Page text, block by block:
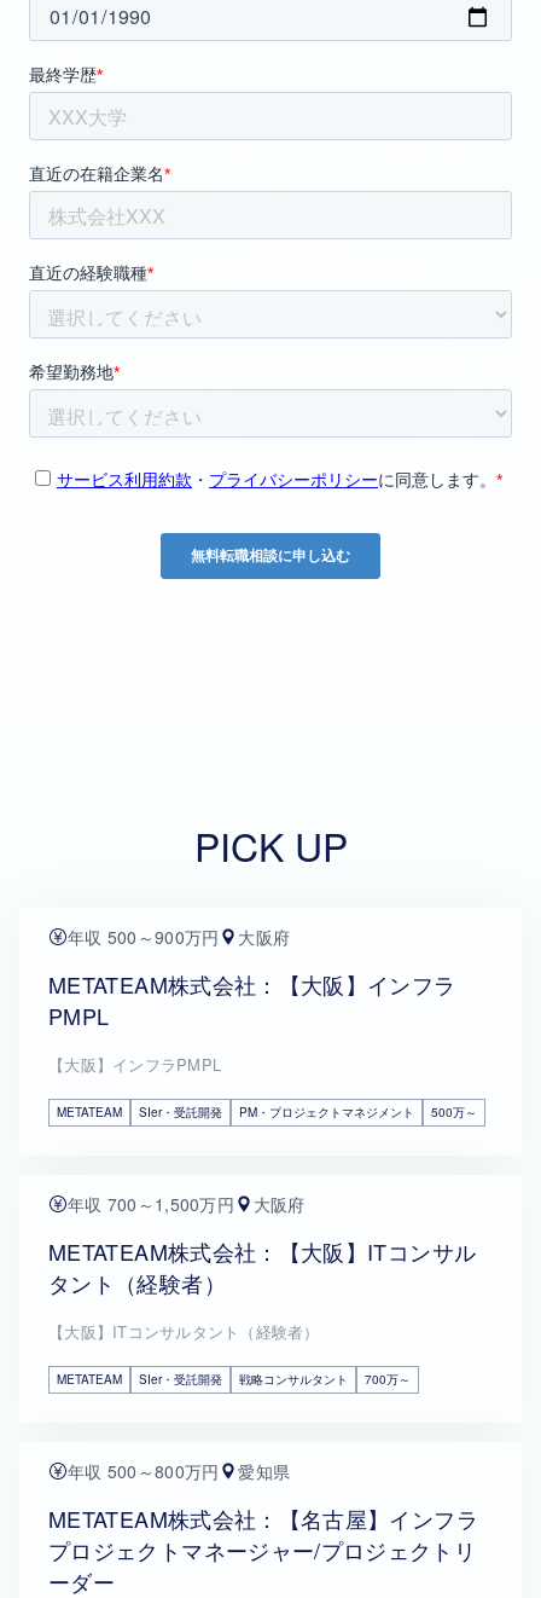
PICK UP
年収 500～900万円 大阪府
METATEAM株式会社：【大阪】インフラ
PMPL
【大阪】インフラPMPL
METATEAM SIer・受託開発 PM・プロジェクトマネジメント 500万～
年収 700～1,500万円 大阪府
METATEAM株式会社：【大阪】ITコンサル
タント（経験者）
【大阪】ITコンサルタント（経験者）
METATEAM SIer・受託開発 戦略コンサルタント 700万～
年収 500～800万円 愛知県
METATEAM株式会社：【名古屋】インフラ
プロジェクトマネージャー/プロジェクトリ
ーダー